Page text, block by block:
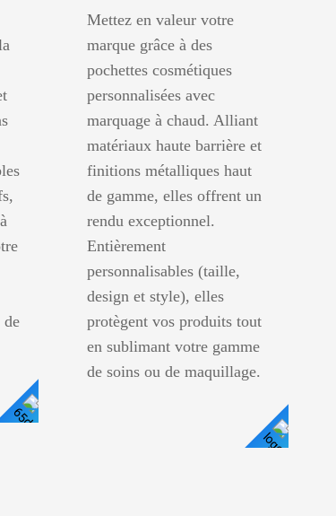
de
Mettez en valeur votre
marque grâce à des
pochettes cosmétiques
personnalisées avec
marquage à chaud. Alliant
matériaux haute barrière et
finitions métalliques haut
de gamme, elles offrent un
rendu exceptionnel.
Entièrement
personnalisables (taille,
design et style), elles
protègent vos produits tout
en sublimant votre gamme
de soins ou de maquillage.